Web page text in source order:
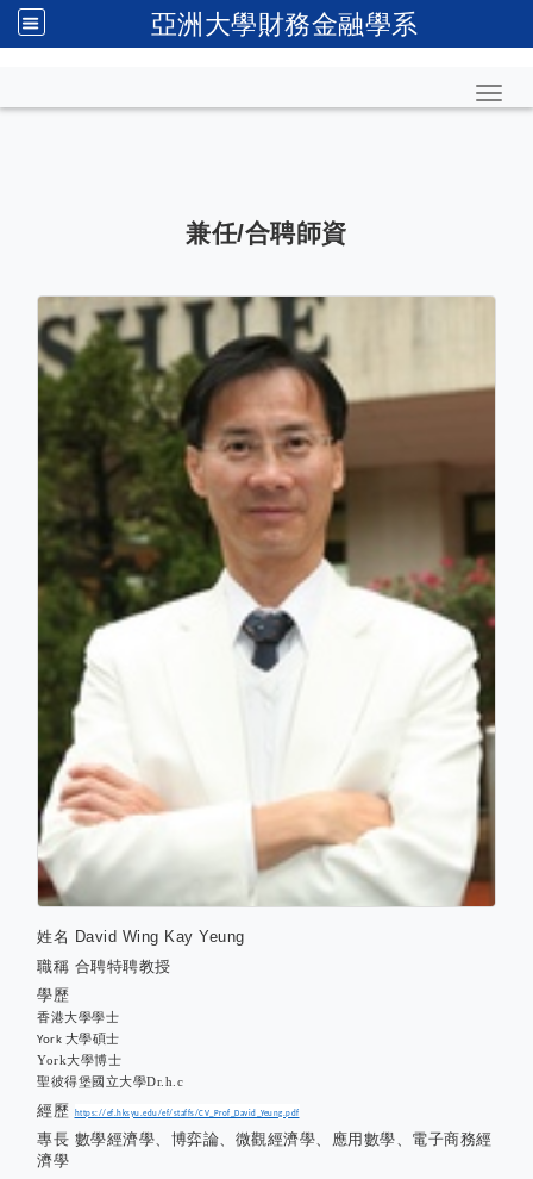
亞洲大學財務金融學系
兼任/合聘師資
姓名 David Wing Kay Yeung
職稱 合聘特聘教授
學歷
香港大學學士
York 大學碩士
York大學博士
聖彼得堡國立大學Dr.h.c
經歷 https://ef.hksyu.edu/ef/staffs/CV_Prof_David_Yeung.pdf
專長 數學經濟學、博弈論、微觀經濟學、應用數學、電子商務經
濟學